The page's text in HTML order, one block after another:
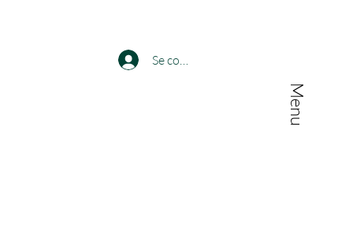
Se connecter
Menu